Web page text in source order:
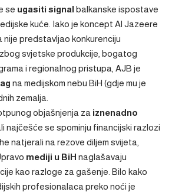
se ugasiti signal balkanske ispostave
kuće. Iako je koncept Al Jazeere
nije predstavljao konkurenciju
zbog svjetske produkcije, bogatog
i regionalnog pristupa, AJB je
na medijskom nebu BiH (gdje mu je
zemalja.
objašnjenja za iznenadno
najčešće se spominju financijski razlozi
natjerali na rezove diljem svijeta,
mediji u BiH naglašavaju
kao razloge za gašenje. Bilo kako
profesionalaca preko noći je